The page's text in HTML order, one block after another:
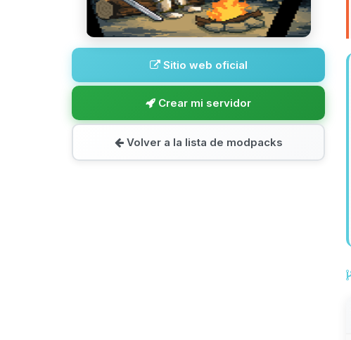
Sitio web oficial
Crear mi servidor
Volver a la lista de modpacks